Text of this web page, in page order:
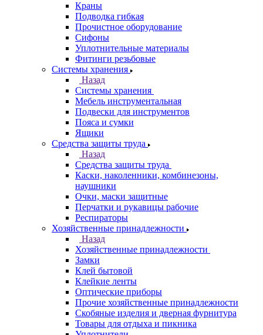
Краны
Подводка гибкая
Прочистное оборудование
Сифоны
Уплотнительные материалы
Фитинги резьбовые
Системы хранения
Назад
Системы хранения
Мебель инструментальная
Подвески для инструментов
Пояса и сумки
Ящики
Средства защиты труда
Назад
Средства защиты труда
Каски, наколенники, комбинезоны,
наушники
Очки, маски защитные
Перчатки и рукавицы рабочие
Респираторы
Хозяйственные принадлежности
Назад
Хозяйственные принадлежности
Замки
Клей бытовой
Клейкие ленты
Оптические приборы
Прочие хозяйственные принадлежности
Скобяные изделия и дверная фурнитура
Товары для отдыха и пикника